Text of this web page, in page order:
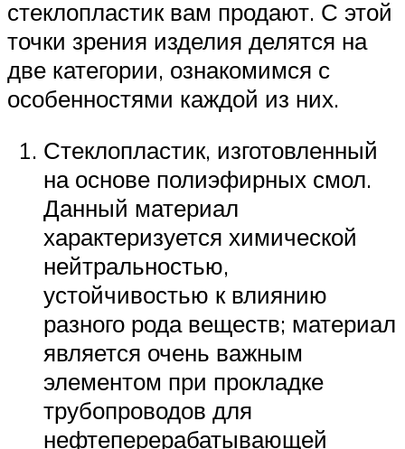
стеклопластик вам продают. С этой
точки зрения изделия делятся на
две категории, ознакомимся с
особенностями каждой из них.
Стеклопластик, изготовленный
на основе полиэфирных смол.
Данный материал
характеризуется химической
нейтральностью,
устойчивостью к влиянию
разного рода веществ; материал
является очень важным
элементом при прокладке
трубопроводов для
нефтеперерабатывающей